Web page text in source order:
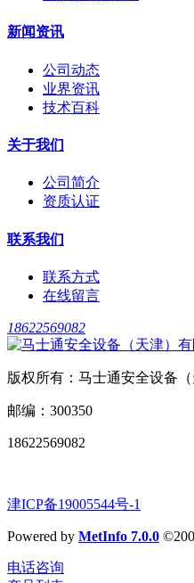
新闻资讯
公司动态
业界资讯
技术百科
关于我们
公司简介
资质认证
联系我们
联系方式
在线留言
18622569082
版权所有：马士通安全设备
邮编：300350
18622569082
津ICP备19005544号-1
Powered by MetInfo 7.0.0
电话咨询